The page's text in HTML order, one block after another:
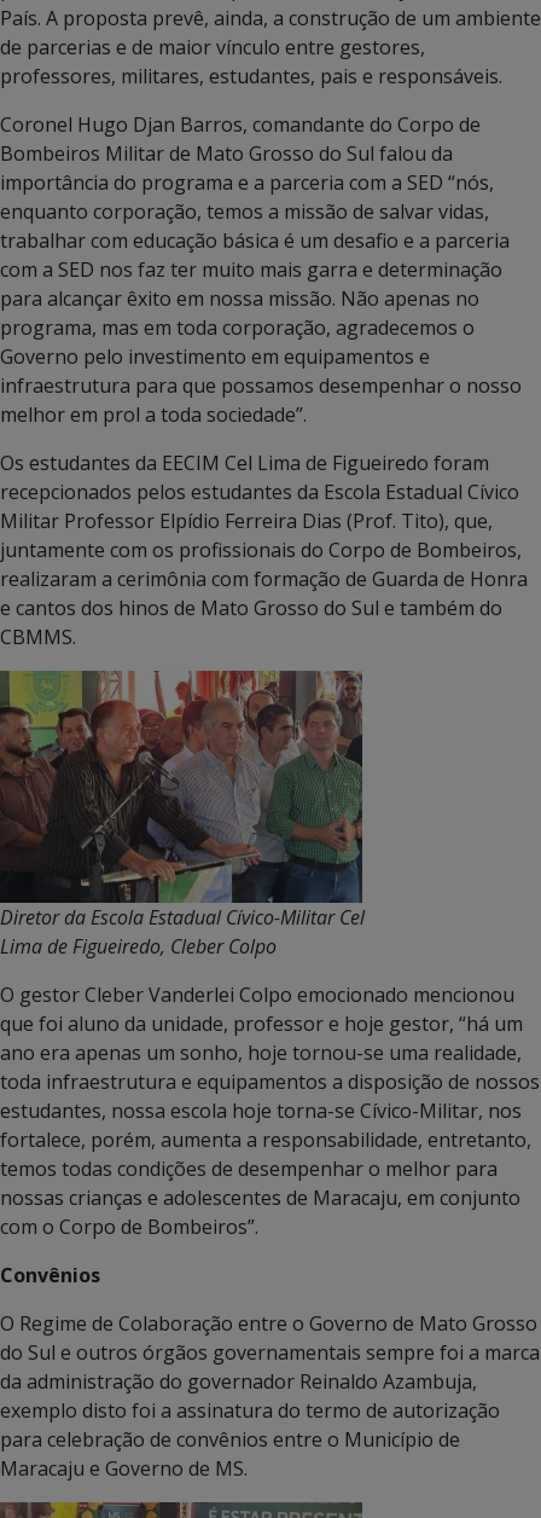
País. A proposta prevê, ainda, a construção de um ambiente
de parcerias e de maior vínculo entre gestores,
professores, militares, estudantes, pais e responsáveis.
Coronel Hugo Djan Barros, comandante do Corpo de
Bombeiros Militar de Mato Grosso do Sul falou da
importância do programa e a parceria com a SED “nós,
enquanto corporação, temos a missão de salvar vidas,
trabalhar com educação básica é um desafio e a parceria
com a SED nos faz ter muito mais garra e determinação
para alcançar êxito em nossa missão. Não apenas no
programa, mas em toda corporação, agradecemos o
Governo pelo investimento em equipamentos e
infraestrutura para que possamos desempenhar o nosso
melhor em prol a toda sociedade”.
Os estudantes da EECIM Cel Lima de Figueiredo foram
recepcionados pelos estudantes da Escola Estadual Cívico
Militar Professor Elpídio Ferreira Dias (Prof. Tito), que,
juntamente com os profissionais do Corpo de Bombeiros,
realizaram a cerimônia com formação de Guarda de Honra
e cantos dos hinos de Mato Grosso do Sul e também do
CBMMS.
Diretor da Escola Estadual Cívico-Militar Cel
Lima de Figueiredo, Cleber Colpo
O gestor Cleber Vanderlei Colpo emocionado mencionou
que foi aluno da unidade, professor e hoje gestor, “há um
ano era apenas um sonho, hoje tornou-se uma realidade,
toda infraestrutura e equipamentos a disposição de nossos
estudantes, nossa escola hoje torna-se Cívico-Militar, nos
fortalece, porém, aumenta a responsabilidade, entretanto,
temos todas condições de desempenhar o melhor para
nossas crianças e adolescentes de Maracaju, em conjunto
com o Corpo de Bombeiros”.
Convênios
O Regime de Colaboração entre o Governo de Mato Grosso
do Sul e outros órgãos governamentais sempre foi a marca
da administração do governador Reinaldo Azambuja,
exemplo disto foi a assinatura do termo de autorização
para celebração de convênios entre o Município de
Maracaju e Governo de MS.